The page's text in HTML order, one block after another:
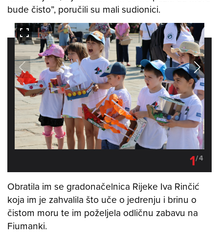
bude čisto”, poručili su mali sudionici.
1/4
Obratila im se gradonačelnica Rijeke Iva Rinčić
koja im je zahvalila što uče o jedrenju i brinu o
čistom moru te im poželjela odličnu zabavu na
Fiumanki.